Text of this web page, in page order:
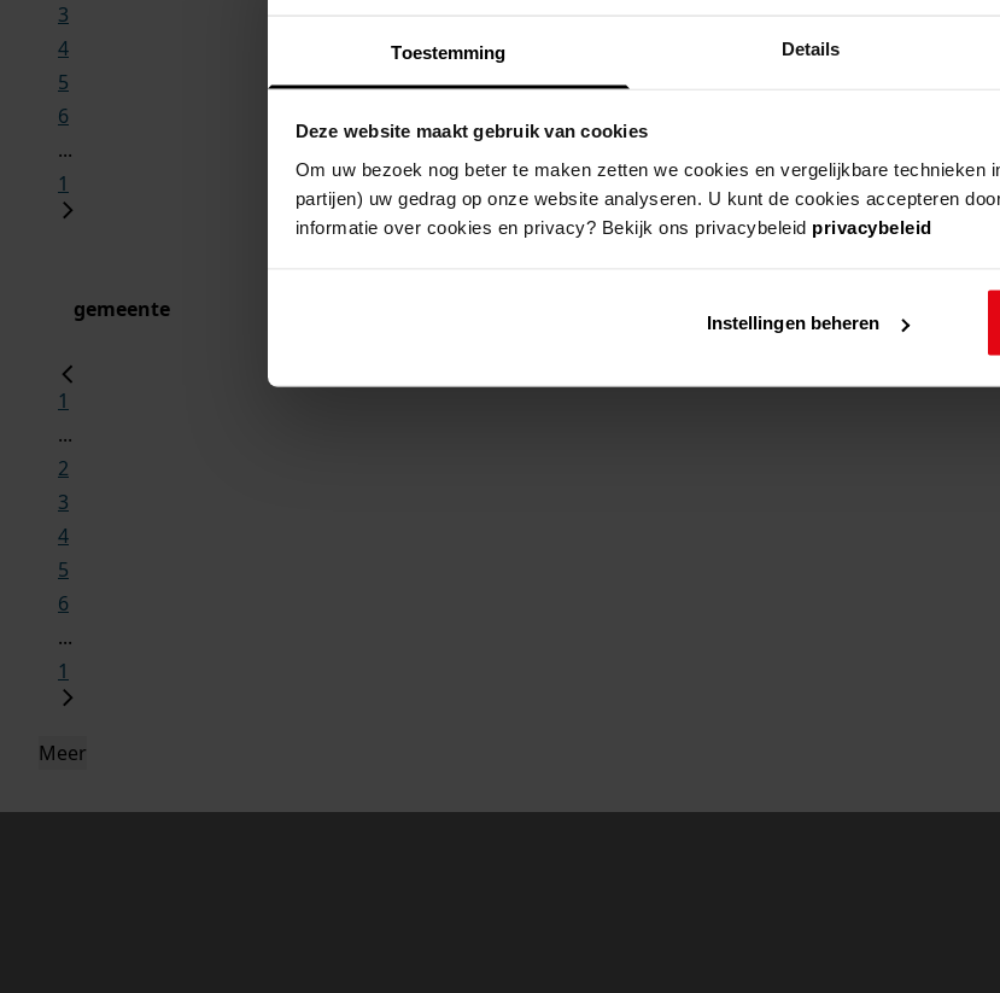
Toestemming Details
Deze website maakt gebruik van cookies
Om uw bezoek nog beter te maken zetten we cookies en vergelijkbare technieken
partijen) uw gedrag op onze website analyseren. U kunt de cookies accepteren
informatie over cookies en privacy? Bekijk ons privacybeleid privacybeleid
Instellingen beheren
3
4
5
6
...
1
gemeente
1
...
2
3
4
5
6
...
1
Meer